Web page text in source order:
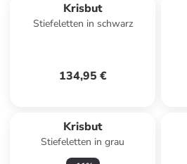
Krisbut
Stiefeletten in schwarz
134,95 €
Krisbut
Stiefeletten in grau